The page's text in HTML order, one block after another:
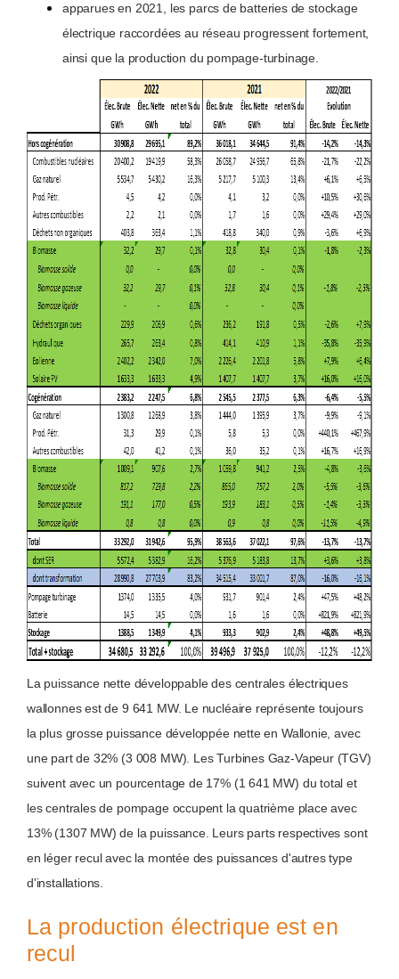
apparues en 2021, les parcs de batteries de stockage
électrique raccordées au réseau progressent fortement,
ainsi que la production du pompage-turbinage.
La puissance nette développable des centrales électriques
wallonnes est de 9 641 MW. Le nucléaire représente toujours
la plus grosse puissance développée nette en Wallonie, avec
une part de 32% (3 008 MW). Les Turbines Gaz-Vapeur (TGV)
suivent avec un pourcentage de 17% (1 641 MW) du total et
les centrales de pompage occupent la quatrième place avec
13% (1307 MW) de la puissance. Leurs parts respectives sont
en léger recul avec la montée des puissances d'autres type
d'installations.
La production électrique est en
recul